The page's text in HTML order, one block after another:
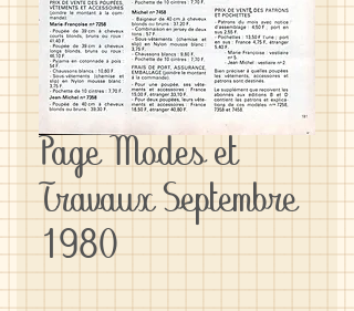
Page Modes et
Travaux Septembre
1980